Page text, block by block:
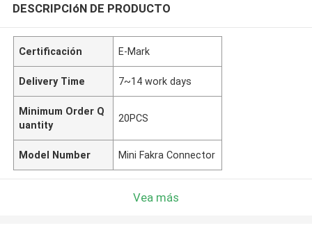
DESCRIPCIóN DE PRODUCTO
Certificación E-Mark
Delivery Time 7~14 work days
Minimum Order Q
uantity
20PCS
Model Number Mini Fakra Connector
Vea más